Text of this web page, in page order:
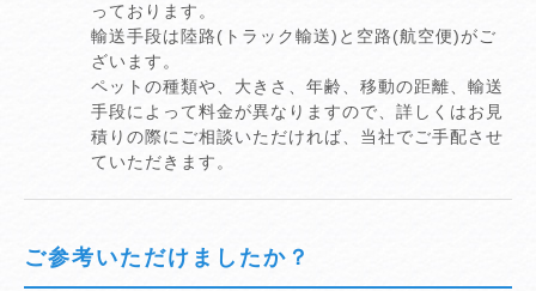
っております。
輸送手段は陸路(トラック輸送)と空路(航空便)がご
ざいます。
ペットの種類や、大きさ、年齢、移動の距離、輸送
手段によって料金が異なりますので、詳しくはお見
積りの際にご相談いただければ、当社でご手配させ
ていただきます。
ご参考いただけましたか？